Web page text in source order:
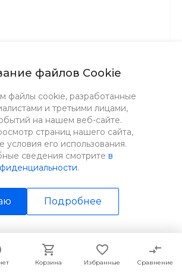
файлов Cookie
файлы cookie, разработанные
и третьими лицами,
на нашем веб-сайте.
страниц нашего сайта,
условия его использования.
сведения смотрите в
.
Подробнее
Корзина Избранные Сравнение
Корзина Избранные Сравнение
шт.
насадки: насадка для раскатки
мм), насадка для спагетти
гарантийный талон, инструкция
нержавеющая сталь